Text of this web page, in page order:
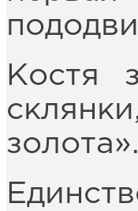
Костя
золота».